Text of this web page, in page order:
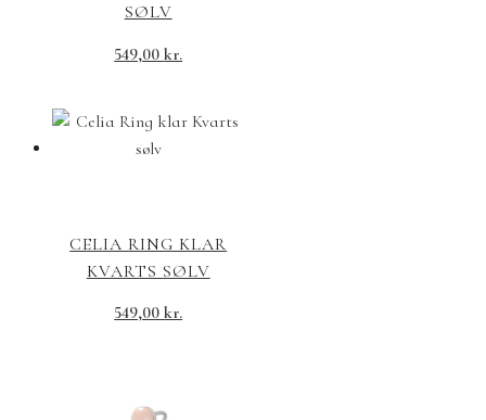
SØLV
549,00kr.
CELIA RING KLAR
KVARTS SØLV
549,00kr.